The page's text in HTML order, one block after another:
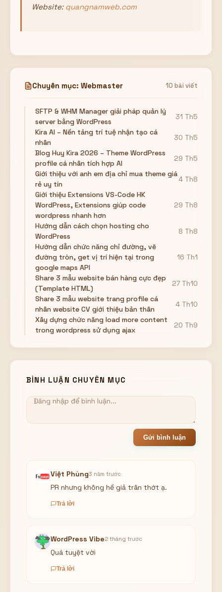
Website: quangnamweb.com
Chuyên mục: Webmaster 10 bài viết
SFTP & WHM Manager giải pháp quản lý
server bằng WordPress
31 Th5
Kira AI – Nền tảng trí tuệ nhận tạo cá
nhân
30 Th5
Blog Huy Kira 2026 – Theme WordPress
profile cá nhân tích hợp AI
29 Th5
Giới thiệu với anh em địa chỉ mua theme giá
rẻ uy tín
4 Th8
Giới thiệu Extensions VS-Code HK
WordPress, Extensions giúp code
wordpress nhanh hơn
29 Th8
Hướng dẫn cách chọn hosting cho
WordPress
8 Th8
Hướng dẫn chức năng chỉ đường, vẽ
đường tròn, get vị trí hiện tại trong
google maps API
16 Th1
Share 3 mẫu website bán hàng cực đẹp
(Template HTML)
27 Th10
Share 3 mẫu website trang profile cá
nhân website CV giới thiệu bản thân
4 Th10
Xây dựng chức năng load more content
trong wordpress sử dụng ajax
20 Th9
BÌNH LUẬN CHUYÊN MỤC
Gửi bình luận
Việt Phùng3 năm trước
PR nhưng không hề giả trân thớt ạ.
Trả lời
WordPress Vibe2 tháng trước
Quá tuyệt vời
Trả lời